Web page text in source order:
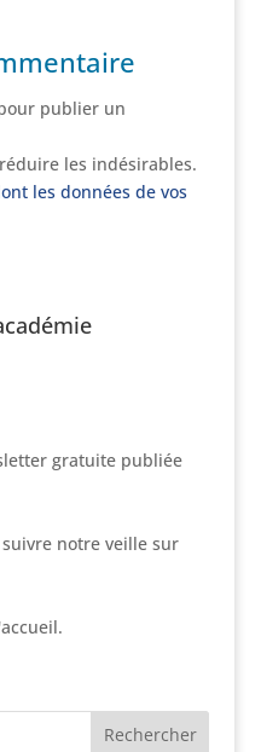
publier un
les indésirables.
les données de vos
gratuite publiée
notre veille sur